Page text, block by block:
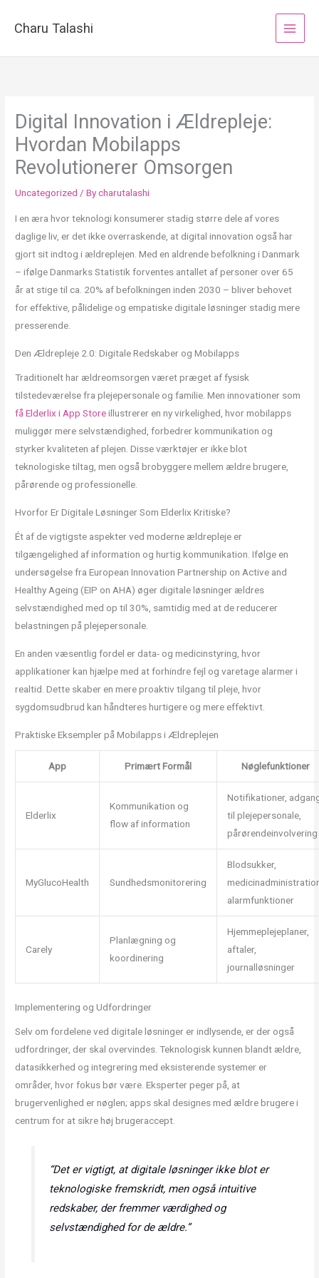
Charu Talashi
Digital Innovation i Ældrepleje:
Hvordan Mobilapps
Revolutionerer Omsorgen
Uncategorized / Bycharutalashi
I en æra hvor teknologi konsumerer stadig større dele af vores
daglige liv, er det ikke overraskende, at digital innovation også har
gjort sit indtog i ældreplejen. Med en aldrende befolkning i Danmark
– ifølge Danmarks Statistik forventes antallet af personer over 65
år at stige til ca. 20% af befolkningen inden 2030 – bliver behovet
for effektive, pålidelige og empatiske digitale løsninger stadig mere
presserende.
Den Ældrepleje 2.0: Digitale Redskaber og Mobilapps
Traditionelt har ældreomsorgen været præget af fysisk
tilstedeværelse fra plejepersonale og familie. Men innovationer som
få Elderlix i App Storeillustrerer en ny virkelighed, hvor mobilapps
muliggør mere selvstændighed, forbedrer kommunikation og
styrker kvaliteten af plejen. Disse værktøjer er ikke blot
teknologiske tiltag, men også brobyggere mellem ældre brugere,
pårørende og professionelle.
Hvorfor Er Digitale Løsninger Som Elderlix Kritiske?
Ét af de vigtigste aspekter ved moderne ældrepleje er
tilgængelighed af information og hurtig kommunikation. Ifølge en
undersøgelse fra European Innovation Partnership on Active and
Healthy Ageing (EIP on AHA) øger digitale løsninger ældres
selvstændighed med op til 30%, samtidig med at de reducerer
belastningen på plejepersonale.
En anden væsentlig fordel er data- og medicinstyring, hvor
applikationer kan hjælpe med at forhindre fejl og varetage alarmer i
realtid. Dette skaber en mere proaktiv tilgang til pleje, hvor
sygdomsudbrud kan håndteres hurtigere og mere effektivt.
Praktiske Eksempler på Mobilapps i Ældreplejen
App Primært Formål Nøglefunktioner
Elderlix
Kommunikation og
flow af information
Notifikationer,
til plejepersonale,
pårørendeinvolvering
MyGlucoHealth Sundhedsmonitorering
Blodsukker,
alarmfunktioner
Carely
Planlægning og
koordinering
Hjemmeplejeplaner,
aftaler,
journalløsninger
Implementering og Udfordringer
Selv om fordelene ved digitale løsninger er indlysende, er der også
udfordringer, der skal overvindes. Teknologisk kunnen blandt ældre,
datasikkerhed og integrering med eksisterende systemer er
områder, hvor fokus bør være. Eksperter peger på, at
brugervenlighed er nøglen; apps skal designes med ældre brugere i
centrum for at sikre høj brugeraccept.
“Det er vigtigt, at digitale løsninger ikke blot er
teknologiske fremskridt, men også intuitive
redskaber, der fremmer værdighed og
selvstændighed for de ældre.”